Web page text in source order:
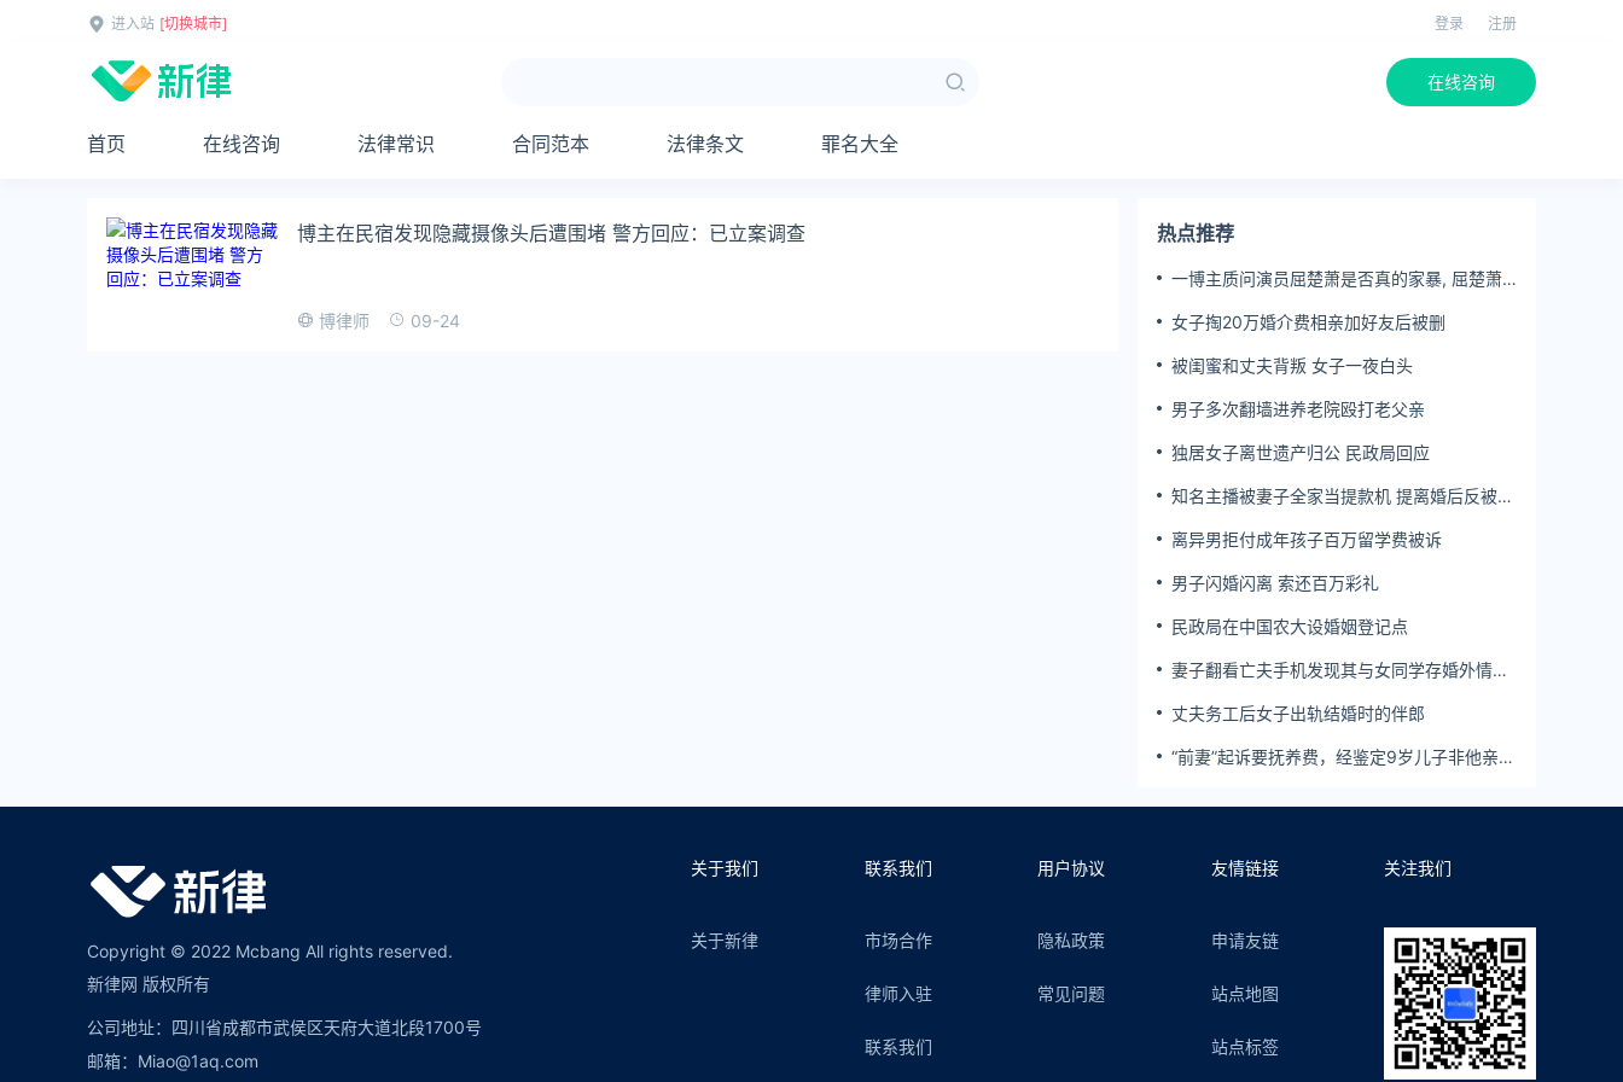
进入站 [切换城市] 登录 注册
在线咨询
首页 在线咨询 法律常识 合同范本 法律条文 罪名大全
博主在民宿发现隐藏摄像头后遭围堵 警方回应：已立案调查
博律师 09-24
热点推荐
一博主质问演员屈楚萧是否真的家暴, 屈楚萧
女子掏20万婚介费相亲加好友后被删
被闺蜜和丈夫背叛 女子一夜白头
男子多次翻墙进养老院殴打老父亲
独居女子离世遗产归公 民政局回应
知名主播被妻子全家当提款机 提离婚后反被对
离异男拒付成年孩子百万留学费被诉
男子闪婚闪离 索还百万彩礼
民政局在中国农大设婚姻登记点
妻子翻看亡夫手机发现其与女同学存婚外情，
丈夫务工后女子出轨结婚时的伴郎
“前妻”起诉要抚养费，经鉴定9岁儿子非他亲
Copyright © 2022 Mcbang All rights reserved.
新律网 版权所有
公司地址：四川省成都市武侯区天府大道北段1700号
邮箱：Miao@1aq.com
关于我们
关于新律
联系我们
市场合作
律师入驻
联系我们
用户协议
隐私政策
常见问题
友情链接
申请友链
站点地图
站点标签
关注我们